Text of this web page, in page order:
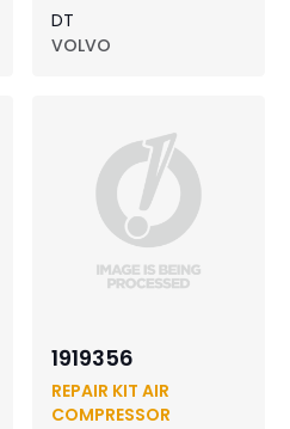
DT
VOLVO
1919356
REPAIR KIT AIR
COMPRESSOR